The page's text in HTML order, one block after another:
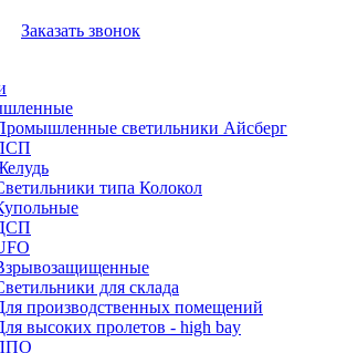
Заказать звонок
светильники Айсберг
типа Колокол
для склада
производственных помещений
высоких пролетов - high bay